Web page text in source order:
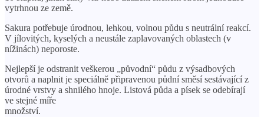
vytrhnou ze země.
Sakura potřebuje úrodnou, lehkou, volnou půdu s neutrální reakcí.
V jílovitých, kyselých a neustále zaplavovaných oblastech (v
nížinách) neporoste.
Nejlepší je odstranit veškerou „původní“ půdu z výsadbových
otvorů a naplnit je speciálně připravenou půdní směsí sestávající z
úrodné vrstvy a shnilého hnoje. Listová půda a písek se odebírají
ve stejné míře
množství.